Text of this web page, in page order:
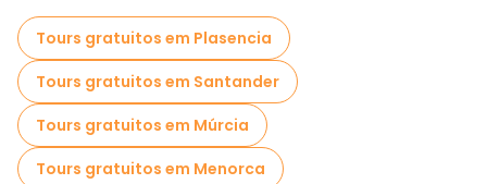
Tours gratuitos em Plasencia
Tours gratuitos em Santander
Tours gratuitos em Múrcia
Tours gratuitos em Menorca